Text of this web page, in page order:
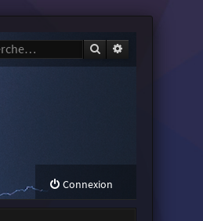
Rechercher
Connexion